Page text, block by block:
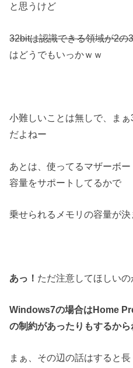
と思うけど
32bitは認識できる領域が2の
はどうでもいっかｗｗ
小難しいことは無しで、ま
だよねー
あとは、使ってるマザーボ
容量をサポートしてるかで
乗せられるメモリの容量が決
あっ！ ただ注意してほしいの
Windows7の場合はHome
の制約があったりもするから
まぁ、その辺の話はすると